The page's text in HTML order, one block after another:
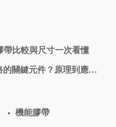
帶比較與尺寸一次看懂
關鍵元件？原理到應用
機能膠帶